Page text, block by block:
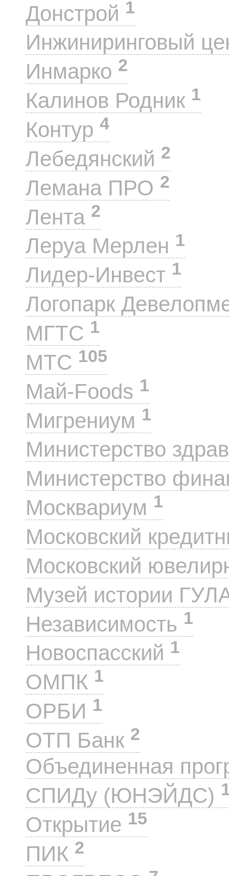
Донстрой 1
Инжиниринговый
Инмарко 2
Калинов Родник 1
Контур 4
Лебедянский 2
Лемана ПРО 2
Лента 2
Леруа Мерлен 1
Лидер-Инвест 1
Логопарк
МГТС 1
МТС 105
Май-Foods 1
Мигрениум 1
Министерство
Министерство
Москвариум 1
Московский
Московский
Музей истории
Независимость 1
Новоспасский 1
ОМПК 1
ОРБИ 1
ОТП Банк 2
Объединенная
СПИДу (ЮНЭЙДС)
Открытие 15
ПИК 2